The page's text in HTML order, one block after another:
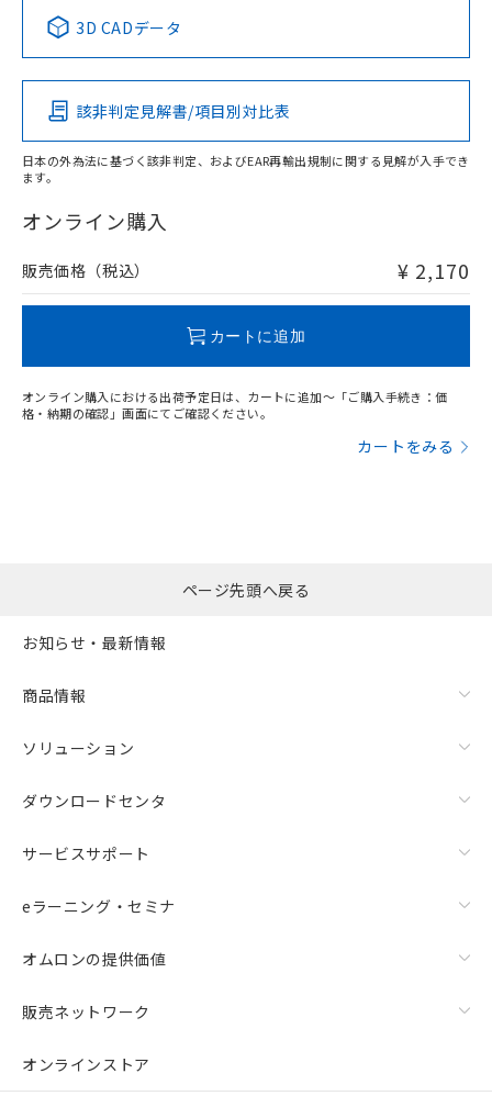
Pb Hg Cd Cr(VI)
O
在庫等で未対応品が混在する可能性があります。
問い合わせください。
3D CADデータ
該非判定見解書/項目別対比表
日本の外為法に基づく該非判定、およびEAR再輸出規制に関する見解が入手でき
ます。
オンライン購入
販売価格（税込） ¥ 2,170
カートに追加
オンライン購入における出荷予定日は、カートに追加～「ご購入手続き：価
格・納期の確認」画面にてご確認ください。
カートをみる
ページ先頭へ戻る
お知らせ・最新情報
商品情報
ソリューション
ダウンロードセンタ
サービスサポート
eラーニング・セミナ
オムロンの提供価値
販売ネットワーク
オンラインストア